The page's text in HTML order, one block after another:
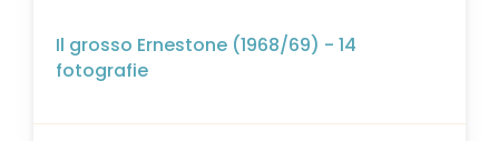
Il grosso Ernestone (1968/69) - 14
fotografie